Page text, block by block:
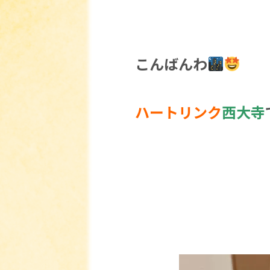
こんばんわ
ハートリンク西大寺